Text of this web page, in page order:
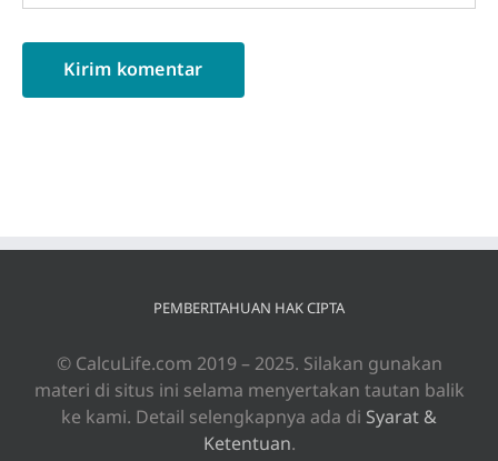
PEMBERITAHUAN HAK CIPTA
© CalcuLife.com 2019 – 2025. Silakan gunakan
materi di situs ini selama menyertakan tautan balik
ke kami. Detail selengkapnya ada di Syarat &
Ketentuan.